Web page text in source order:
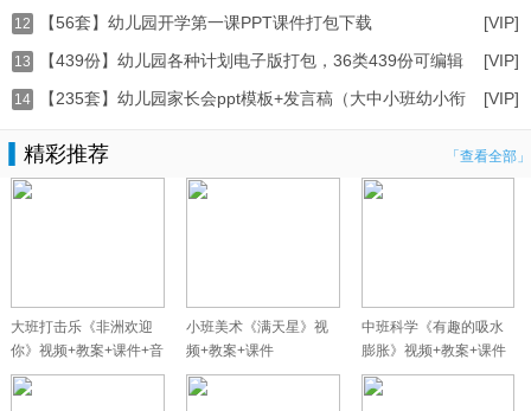
[VIP]
12
【56套】幼儿园开学第一课PPT课件打包下载
[VIP]
13
【439份】幼儿园各种计划电子版打包，36类439份可编辑
[VIP]
14 【235套】幼儿园家长会ppt模板+发言稿（大中小班幼小衔
「查看全部」
精彩推荐
大班打击乐《非洲欢迎
你》视频+教案+课件+音
乐
小班美术《满天星》视
频+教案+课件
中班科学《有趣的吸水
膨胀》视频+教案+课件
+记录表